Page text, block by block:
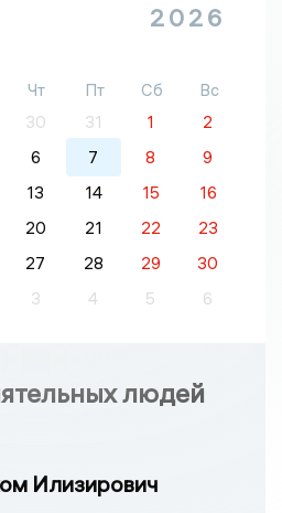
2026
Чт Пт Сб
Вс
30 31 1
2
6 7 8
9
13 14 15
16
20 21 22
23
27 28 29
30
3 4 5 6
людей
Илизирович